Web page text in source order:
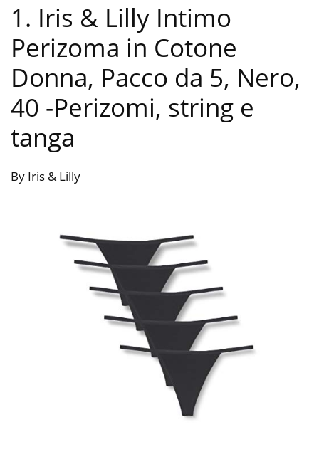
1. Iris & Lilly Intimo
Perizoma in Cotone
Donna, Pacco da 5, Nero,
40 -Perizomi, string e
tanga
By Iris & Lilly